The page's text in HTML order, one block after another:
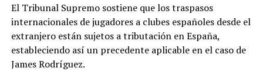
El Tribunal Supremo sostiene que los traspasos
internacionales de jugadores a clubes españoles desde el
extranjero están sujetos a tributación en España,
estableciendo así un precedente aplicable en el caso de
James Rodríguez.